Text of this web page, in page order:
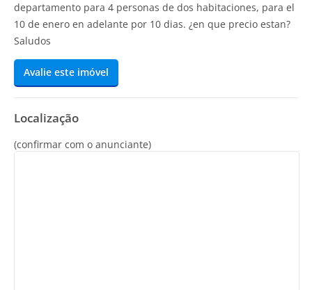
departamento para 4 personas de dos habitaciones, para el
10 de enero en adelante por 10 dias. ¿en que precio estan?
Saludos
Avalie este imóvel
Localização
(confirmar com o anunciante)